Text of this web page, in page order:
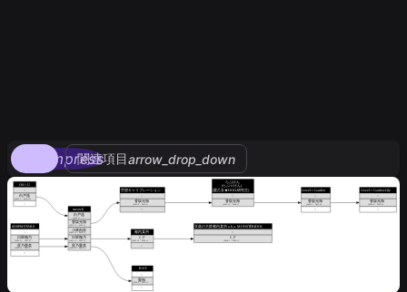
compress
関連項目arrow_drop_down